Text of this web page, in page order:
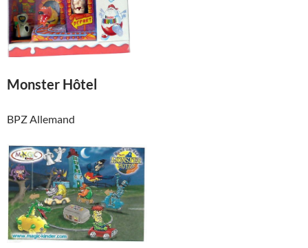
Monster Hôtel
BPZ Allemand